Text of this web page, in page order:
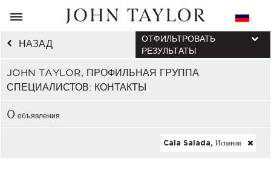
НАЗАД
JOHN TAYLOR, ПРОФИЛЬНАЯ ГРУППА
СПЕЦИАЛИСТОВ: КОНТАКТЫ
ОТФИЛЬТРОВАТЬ
РЕЗУЛЬТАТЫ
0 объявления
Cala Salada, Испания